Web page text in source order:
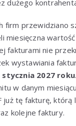
dużego
firm przewidziano
miesięczna
fakturami nie
wystawiania
stycznia 2027 roku
w danym
już tę fakturę, którą
kolejne faktury.